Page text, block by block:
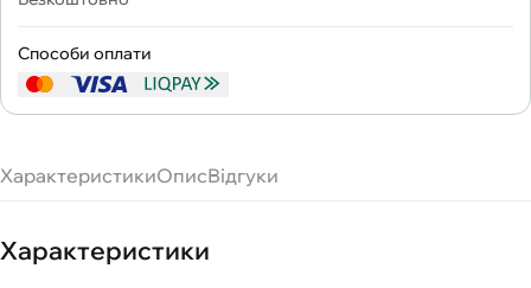
Способи оплати
ХарактеристикиОписВідгуки
Характеристики